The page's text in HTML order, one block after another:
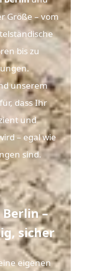
Größe – vom
bis zu
unserem
dass Ihr
und
– egal wie
sind.
–
sicher
eigenen